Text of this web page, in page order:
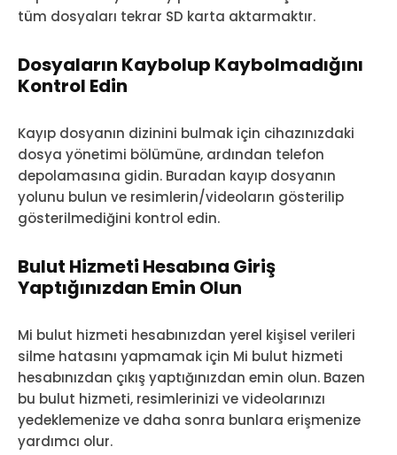
tüm dosyaları tekrar SD karta aktarmaktır.
Dosyaların Kaybolup Kaybolmadığını
Kontrol Edin
Kayıp dosyanın dizinini bulmak için cihazınızdaki
dosya yönetimi bölümüne, ardından telefon
depolamasına gidin. Buradan kayıp dosyanın
yolunu bulun ve resimlerin/videoların gösterilip
gösterilmediğini kontrol edin.
Bulut Hizmeti Hesabına Giriş
Yaptığınızdan Emin Olun
Mi bulut hizmeti hesabınızdan yerel kişisel verileri
silme hatasını yapmamak için Mi bulut hizmeti
hesabınızdan çıkış yaptığınızdan emin olun. Bazen
bu bulut hizmeti, resimlerinizi ve videolarınızı
yedeklemenize ve daha sonra bunlara erişmenize
yardımcı olur.